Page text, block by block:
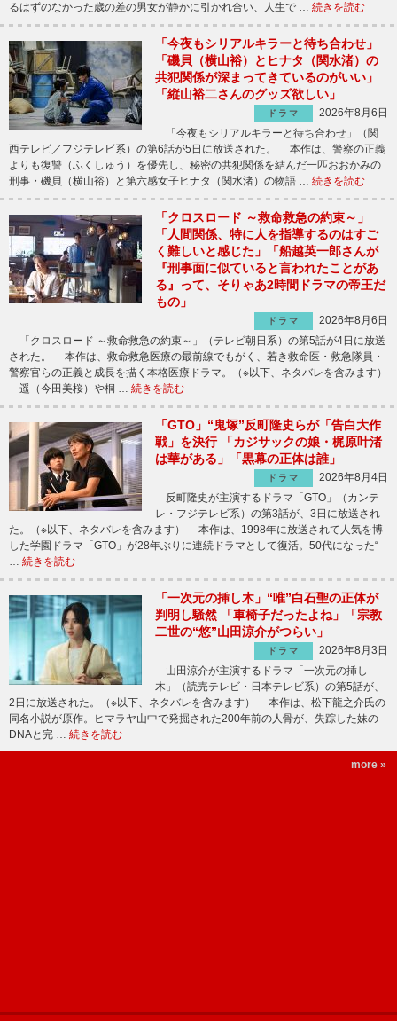
るはずのなかった歳の差の男女が静かに引かれ合い、人生で … 続きを読む
「今夜もシリアルキラーと待ち合わせ」
「磯貝（横山裕）とヒナタ（関水渚）の
共犯関係が深まってきているのがいい」
「縦山裕二さんのグッズ欲しい」
ドラマ
2026年8月6日
「今夜もシリアルキラーと待ち合わせ」（関
西テレビ／フジテレビ系）の第6話が5日に放送された。 本作は、警察の正義
よりも復讐（ふくしゅう）を優先し、秘密の共犯関係を結んだ一匹おおかみの
刑事・磯貝（横山裕）と第六感女子ヒナタ（関水渚）の物語 … 続きを読む
「クロスロード ～救命救急の約束～」
「人間関係、特に人を指導するのはすご
く難しいと感じた」「船越英一郎さんが
『刑事面に似ていると言われたことがあ
る』って、そりゃあ2時間ドラマの帝王だ
もの」
ドラマ
2026年8月6日
「クロスロード ～救命救急の約束～」（テレビ朝日系）の第5話が4日に放送
された。 本作は、救命救急医療の最前線でもがく、若き救命医・救急隊員・
警察官らの正義と成長を描く本格医療ドラマ。（※以下、ネタバレを含みます）
遥（今田美桜）や桐 … 続きを読む
「GTO」“鬼塚”反町隆史らが「告白大作
戦」を決行 「カジサックの娘・梶原叶渚
は華がある」「黒幕の正体は誰」
ドラマ
2026年8月4日
反町隆史が主演するドラマ「GTO」（カンテ
レ・フジテレビ系）の第3話が、3日に放送され
た。（※以下、ネタバレを含みます） 本作は、1998年に放送されて人気を博
した学園ドラマ「GTO」が28年ぶりに連続ドラマとして復活。50代になった“
… 続きを読む
「一次元の挿し木」“唯”白石聖の正体が
判明し騒然 「車椅子だったよね」「宗教
二世の“悠”山田涼介がつらい」
ドラマ
2026年8月3日
山田涼介が主演するドラマ「一次元の挿し
木」（読売テレビ・日本テレビ系）の第5話が、
2日に放送された。（※以下、ネタバレを含みます） 本作は、松下龍之介氏の
同名小説が原作。ヒマラヤ山中で発掘された200年前の人骨が、失踪した妹の
DNAと完 … 続きを読む
more »